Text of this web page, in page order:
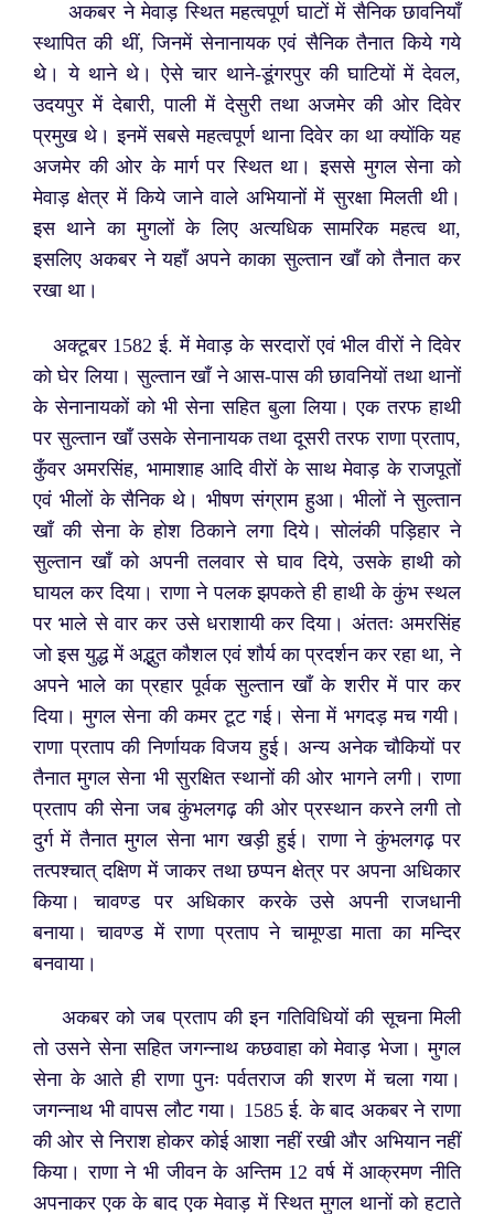
अकबर ने मेवाड़ स्थित महत्वपूर्ण घाटों में सैनिक छावनियाँ
स्थापित की थीं, जिनमें सेनानायक एवं सैनिक तैनात किये गये
थे। ये थाने थे। ऐसे चार थाने-डूंगरपुर की घाटियों में देवल,
उदयपुर में देबारी, पाली में देसुरी तथा अजमेर की ओर दिवेर
प्रमुख थे। इनमें सबसे महत्वपूर्ण थाना दिवेर का था क्योंकि यह
अजमेर की ओर के मार्ग पर स्थित था। इससे मुगल सेना को
मेवाड़ क्षेत्र में किये जाने वाले अभियानों में सुरक्षा मिलती थी।
इस थाने का मुगलों के लिए अत्यधिक सामरिक महत्व था,
इसलिए अकबर ने यहाँ अपने काका सुल्तान खाँ को तैनात कर
रखा था।
अक्टूबर 1582 ई. में मेवाड़ के सरदारों एवं भील वीरों ने दिवेर
को घेर लिया। सुल्तान खाँ ने आस-पास की छावनियों तथा थानों
के सेनानायकों को भी सेना सहित बुला लिया। एक तरफ हाथी
पर सुल्तान खाँ उसके सेनानायक तथा दूसरी तरफ राणा प्रताप,
कुँवर अमरसिंह, भामाशाह आदि वीरों के साथ मेवाड़ के राजपूतों
एवं भीलों के सैनिक थे। भीषण संग्राम हुआ। भीलों ने सुल्तान
खाँ की सेना के होश ठिकाने लगा दिये। सोलंकी पड़िहार ने
सुल्तान खाँ को अपनी तलवार से घाव दिये, उसके हाथी को
घायल कर दिया। राणा ने पलक झपकते ही हाथी के कुंभ स्थल
पर भाले से वार कर उसे धराशायी कर दिया। अंततः अमरसिंह
जो इस युद्ध में अद्भुत कौशल एवं शौर्य का प्रदर्शन कर रहा था, ने
अपने भाले का प्रहार पूर्वक सुल्तान खाँ के शरीर में पार कर
दिया। मुगल सेना की कमर टूट गई। सेना में भगदड़ मच गयी।
राणा प्रताप की निर्णायक विजय हुई। अन्य अनेक चौकियों पर
तैनात मुगल सेना भी सुरक्षित स्थानों की ओर भागने लगी। राणा
प्रताप की सेना जब कुंभलगढ़ की ओर प्रस्थान करने लगी तो
दुर्ग में तैनात मुगल सेना भाग खड़ी हुई। राणा ने कुंभलगढ़ पर
तत्पश्चात् दक्षिण में जाकर तथा छप्पन क्षेत्र पर अपना अधिकार
किया। चावण्ड पर अधिकार करके उसे अपनी राजधानी
बनाया। चावण्ड में राणा प्रताप ने चामूण्डा माता का मन्दिर
बनवाया।
अकबर को जब प्रताप की इन गतिविधियों की सूचना मिली
तो उसने सेना सहित जगन्नाथ कछवाहा को मेवाड़ भेजा। मुगल
सेना के आते ही राणा पुनः पर्वतराज की शरण में चला गया।
जगन्नाथ भी वापस लौट गया। 1585 ई. के बाद अकबर ने राणा
की ओर से निराश होकर कोई आशा नहीं रखी और अभियान नहीं
किया। राणा ने भी जीवन के अन्तिम 12 वर्ष में आक्रमण नीति
अपनाकर एक के बाद एक मेवाड़ में स्थित मुगल थानों को हटाते